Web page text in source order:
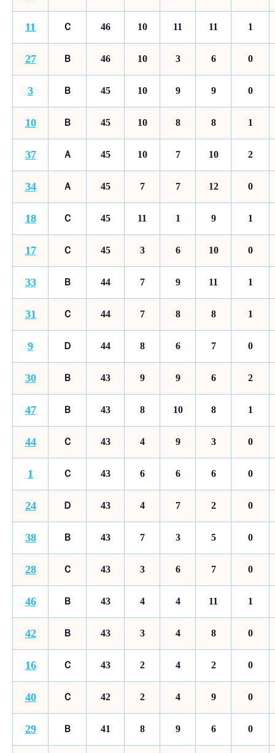
11 Ｃ 46 10 11 11 1
27 Ｂ 46 10 3 6 0
3 Ｂ 45 10 9 9 0
10 Ｂ 45 10 8 8 1
37 Ａ 45 10 7 10 2
34 Ａ 45 7 7 12 0
18 Ｃ 45 11 1 9 1
17 Ｃ 45 3 6 10 0
33 Ｂ 44 7 9 11 1
31 Ｃ 44 7 8 8 1
9 Ｄ 44 8 6 7 0
30 Ｂ 43 9 9 6 2
47 Ｂ 43 8 10 8 1
44 Ｃ 43 4 9 3 0
1 Ｃ 43 6 6 6 0
24 Ｄ 43 4 7 2 0
38 Ｂ 43 7 3 5 0
28 Ｃ 43 3 6 7 0
46 Ｂ 43 4 4 11 1
42 Ｂ 43 3 4 8 0
16 Ｃ 43 2 4 2 0
40 Ｃ 42 2 4 9 0
29 Ｂ 41 8 9 6 0